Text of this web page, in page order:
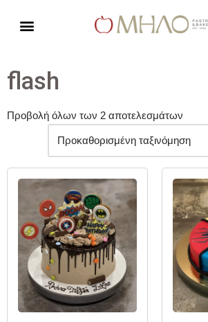
περιεχόμενο
flash
Προβολή όλων των 2 αποτελεσμάτων